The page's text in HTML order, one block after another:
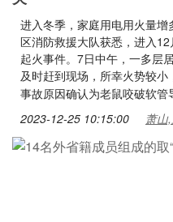
进入冬季，家庭用电用火量
区消防救援大队获悉，进入
起火事件。7日中午，一多层
及时赶到现场，所幸火势较小
事故原因确认为老鼠咬破软管
2023-12-25 10:15:00 萧山